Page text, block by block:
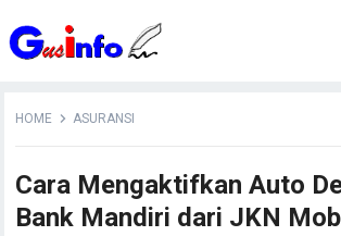
HOME ASURANSI
Cara Mengaktifkan Auto
Bank Mandiri dari JKN